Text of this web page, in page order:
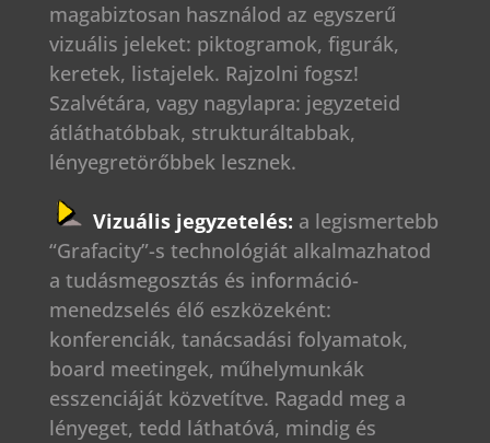
magabiztosan használod az egyszerű
vizuális jeleket: piktogramok, figurák,
keretek, listajelek. Rajzolni fogsz!
Szalvétára, vagy nagylapra: jegyzeteid
átláthatóbbak, strukturáltabbak,
lényegretörőbbek lesznek.
Vizuális jegyzetelés: a legismertebb
“Grafacity”-s technológiát alkalmazhatod
a tudásmegosztás és információ-
menedzselés élő eszközeként:
konferenciák, tanácsadási folyamatok,
board meetingek, műhelymunkák
esszenciáját közvetítve. Ragadd meg a
lényeget, tedd láthatóvá, mindig és